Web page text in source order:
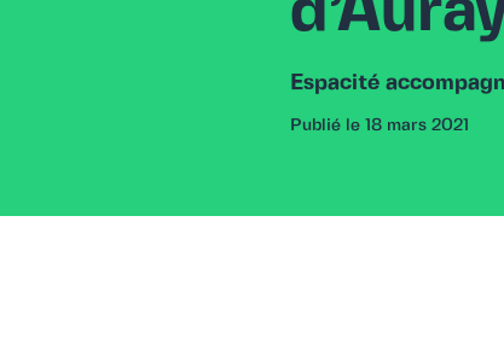
Espacité
Publié le 18 mars 2021